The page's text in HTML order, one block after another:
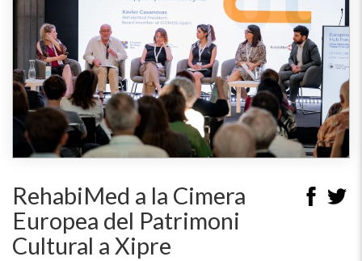
RehabiMed a la Cimera
Europea del Patrimoni
Cultural a Xipre